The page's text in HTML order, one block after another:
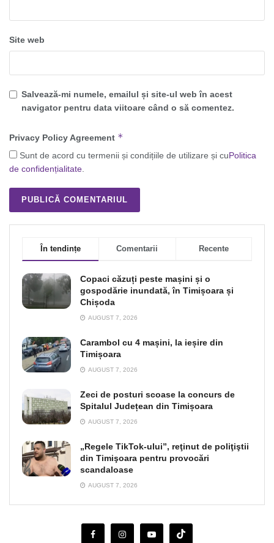
Site web
Salvează-mi numele, emailul și site-ul web în acest
navigator pentru data viitoare când o să comentez.
Privacy Policy Agreement *
Sunt de acord cu termenii și condițiile de utilizare și cuPolitica
de confidențialitate.
În tendințe Comentarii Recente
Copaci căzuți peste mașini și o
gospodărie inundată, în Timișoara și
Chișoda
AUGUST 7, 2026
Carambol cu 4 mașini, la ieșire din
Timișoara
AUGUST 7, 2026
Zeci de posturi scoase la concurs de
Spitalul Județean din Timișoara
AUGUST 7, 2026
„Regele TikTok-ului”, reţinut de poliţiştii
din Timişoara pentru provocări
scandaloase
AUGUST 7, 2026